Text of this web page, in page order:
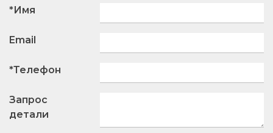
*Имя
Email
*Телефон
Запрос
детали